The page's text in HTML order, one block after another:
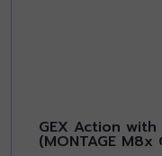
GEX Action
(MONTAGE M8x